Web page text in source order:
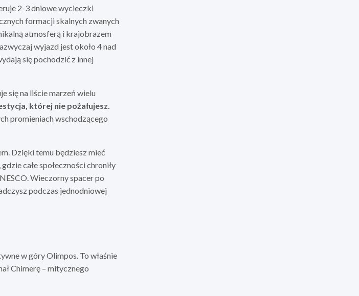
2-3 dniowe wycieczki
formacji skalnych zwanych
atmosferą i krajobrazem
wyjazd jest około 4 nad
się pochodzić z innej
się na liście marzeń wielu
której nie pożałujesz.
promieniach wschodzącego
Dzięki temu będziesz mieć
całe społeczności chroniły
Wieczorny spacer po
podczas jednodniowej
w góry Olimpos. To właśnie
Chimerę – mitycznego